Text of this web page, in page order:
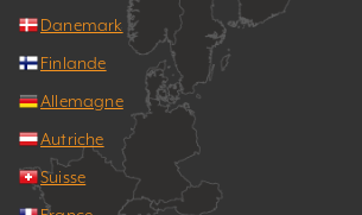
Danemark
Finlande
Allemagne
Autriche
Suisse